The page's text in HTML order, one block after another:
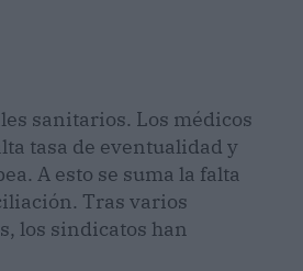
sanitarios. Los médicos
tasa de eventualidad y
A esto se suma la falta
Tras varios
los sindicatos han